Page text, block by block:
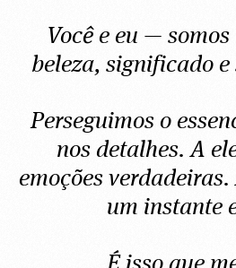
Você e eu —
beleza, significado
Perseguimos o
nos detalhes. A
emoções
um instante